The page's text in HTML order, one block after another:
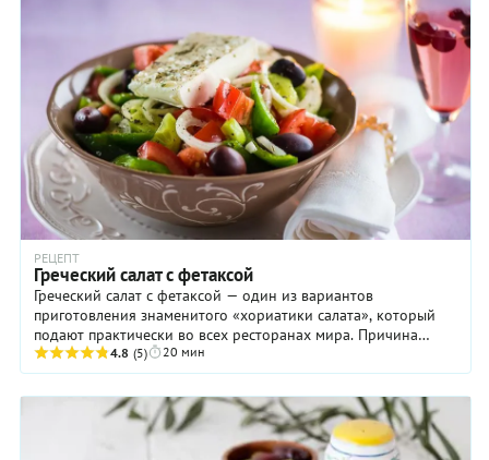
РЕЦЕПТ
Греческий салат с фетаксой
Греческий салат с фетаксой — один из вариантов
приготовления знаменитого «хориатики салата», который
подают практически во всех ресторанах мира. Причина
популярности проста: доступные ингредиенты, ...
4.8 (5) 20 мин